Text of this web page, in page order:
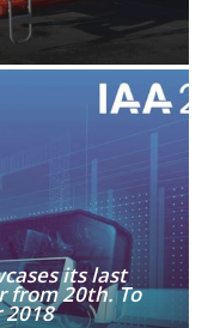
its last
from 20th. To